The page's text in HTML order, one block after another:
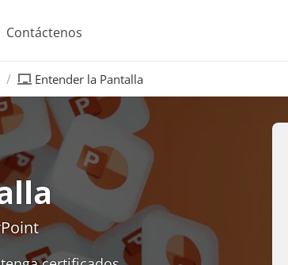
Contáctenos
Entender la Pantalla